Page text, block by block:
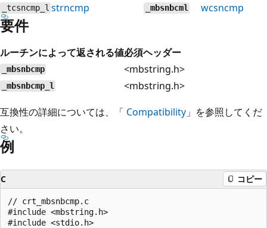
_tcsncmp_l strncmp _mbsnbcml wcsncmp
要件
ルーチンによって返される値必須ヘッダー
_mbsnbcmp <mbstring.h>
_mbsnbcmp_l
<mbstring.h>
互換性の詳細については、「 Compatibility 」を参照してくだ
さい。
例
C コピー
// crt_mbsnbcmp.c
#include <mbstring.h>
#include <stdio.h>